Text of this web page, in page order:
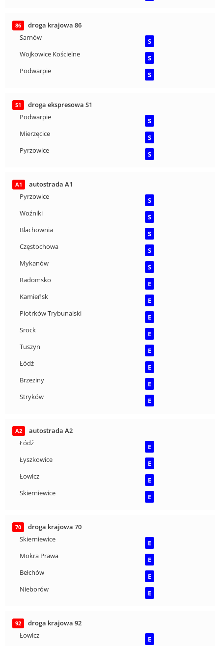
86
droga krajowa 86
Sarnów
S
Wojkowice Kościelne
S
Podwarpie
S
S1
droga ekspresowa S1
Podwarpie
S
Mierzęcice
S
Pyrzowice
S
A1
autostrada A1
Pyrzowice
S
Woźniki
S
Blachownia
S
Częstochowa
S
Mykanów
S
Radomsko
E
Kamieńsk
E
Piotrków Trybunalski
E
Srock
E
Tuszyn
E
Łódź
E
Brzeziny
E
Stryków
E
A2
autostrada A2
Łódź
E
Łyszkowice
E
Łowicz
E
Skierniewice
E
70
droga krajowa 70
Skierniewice
E
Mokra Prawa
E
Bełchów
E
Nieborów
E
92
droga krajowa 92
Łowicz
E